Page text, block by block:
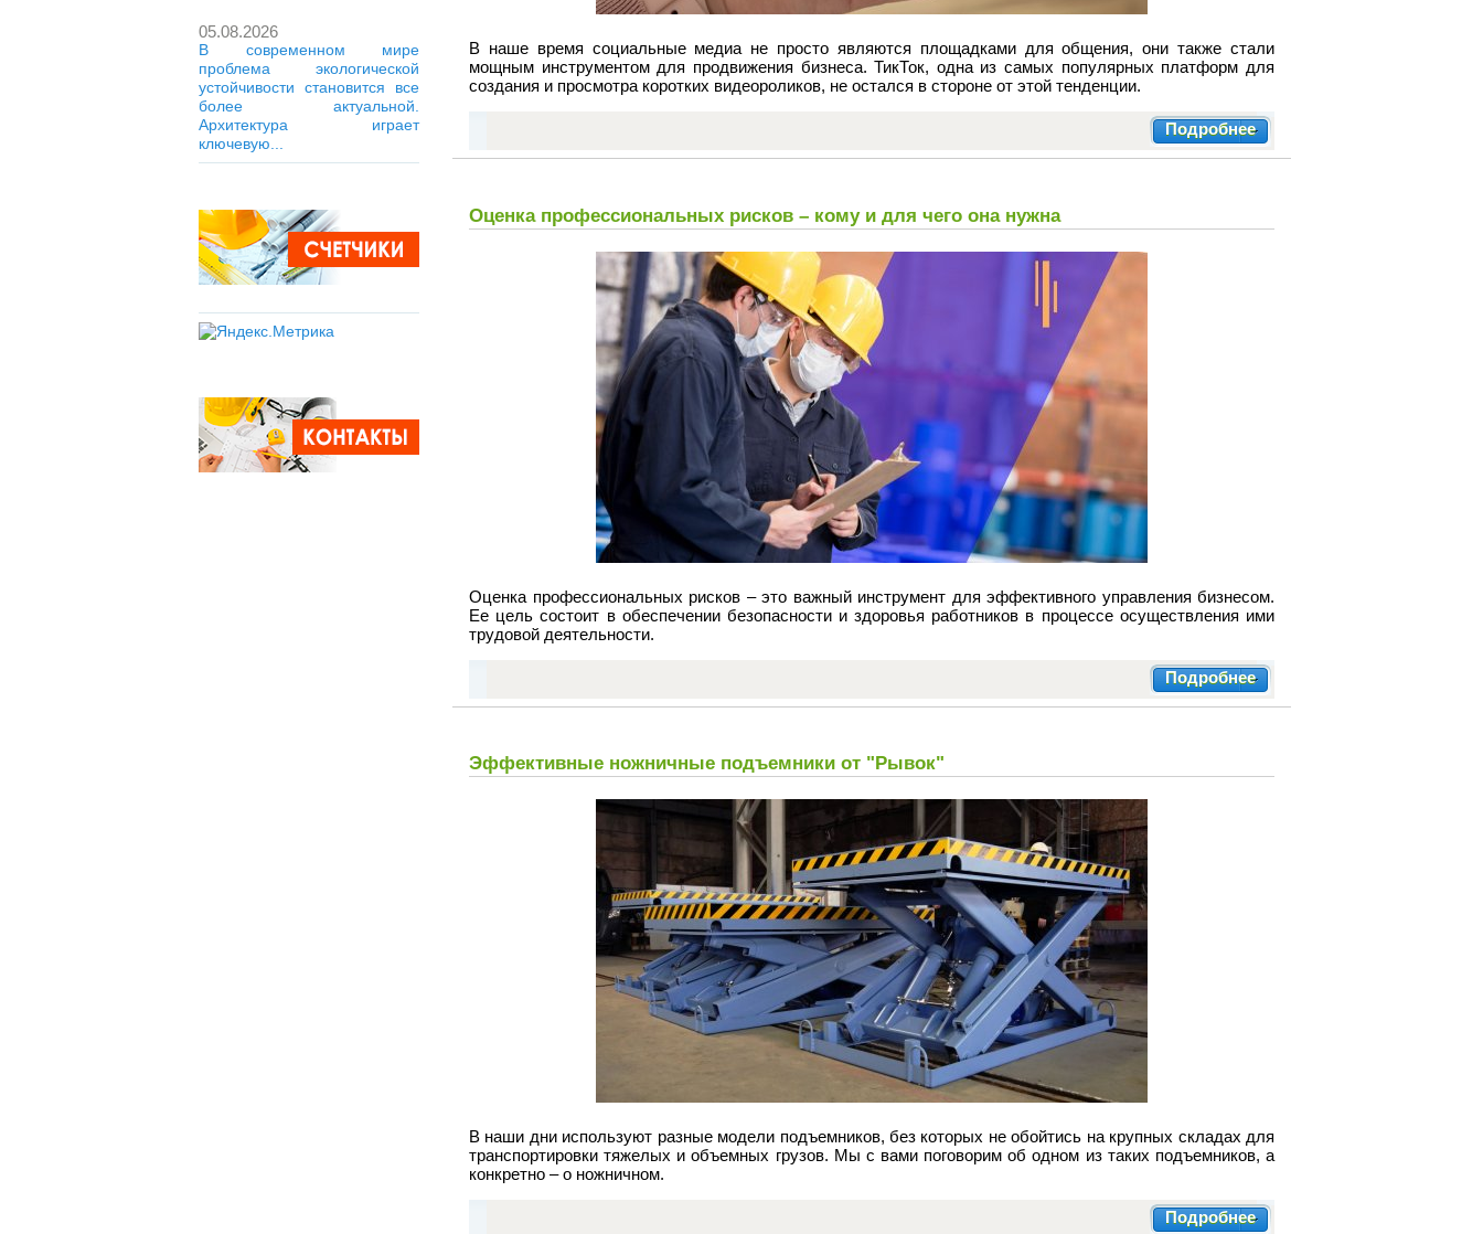
05.08.2026
В современном мире
проблема экологической
устойчивости становится все
более актуальной.
Архитектура играет
ключевую...
В наше время социальные медиа не просто являются площадками для общения, они также стали
мощным инструментом для продвижения бизнеса. ТикТок, одна из самых популярных платформ для
создания и просмотра коротких видеороликов, не остался в стороне от этой тенденции.
Подробнее
Оценка профессиональных рисков – кому и для чего она нужна
Оценка профессиональных рисков – это важный инструмент для эффективного управления бизнесом.
Ее цель состоит в обеспечении безопасности и здоровья работников в процессе осуществления ими
трудовой деятельности.
Подробнее
Эффективные ножничные подъемники от "Рывок"
В наши дни используют разные модели подъемников, без которых не обойтись на крупных складах для
транспортировки тяжелых и объемных грузов. Мы с вами поговорим об одном из таких подъемников, а
конкретно – о ножничном.
Подробнее